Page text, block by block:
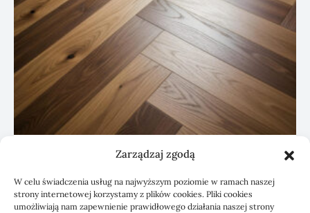
Zarządzaj zgodą
W celu świadczenia usług na najwyższym poziomie w ramach naszej
strony internetowej korzystamy z plików cookies. Pliki cookies
umożliwiają nam zapewnienie prawidłowego działania naszej strony
Podłoga do przedpokoju przy wejściu do
domu: jak zaplanować trwałe
wykończenie